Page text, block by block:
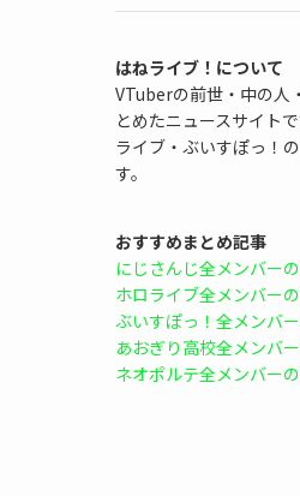
はねライブ！について
VTuberの前世・中の人
とめたニュースサイト
ライブ・ぶいすぽっ！
す。
おすすめまとめ記事
にじさんじ全メンバー
ホロライブ全メンバー
ぶいすぽっ！全メンバ
あおぎり高校全メンバ
ネオポルテ全メンバー